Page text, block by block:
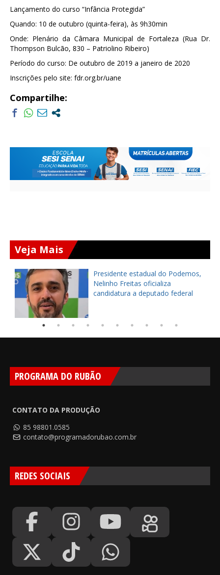
Lançamento do curso “Infância Protegida”
Quando: 10 de outubro (quinta-feira), às 9h30min
Onde: Plenário da Câmara Municipal de Fortaleza (Rua Dr.
Thompson Bulcão, 830 – Patriolino Ribeiro)
Período do curso: De outubro de 2019 a janeiro de 2020
Inscrições pelo site: fdr.org.br/uane
Compartilhe:
Veja Mais
Presidente estadual do Podemos,
Nelinho Freitas oficializa
candidatura a deputado federal
PROGRAMA DO RUBÃO
CONTATO DA PRODUÇÃO
85 98801.0585
contato@programadorubao.com.br
REDES SOCIAIS